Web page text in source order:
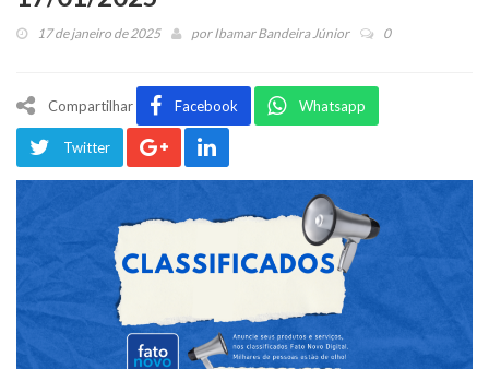
17 de janeiro de 2025 porIbamar Bandeira Júnior 0
Compartilhar Facebook Whatsapp
Twitter